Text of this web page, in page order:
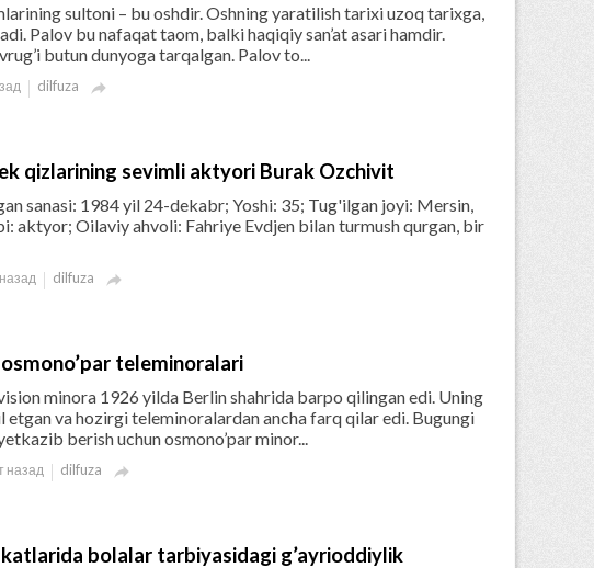
sultoni – bu oshdir. Oshning yaratilish tarixi uzoq tarixga,
Palov bu nafaqat taom, balki haqiqiy san’at asari hamdir.
butun dunyoga tarqalgan. Palov to...
dilfuza 
qizlarining sevimli aktyori Burak Ozchivit
sanasi: 1984 yil 24-dekabr; Yoshi: 35; Tug'ilgan joyi: Mersin,
aktyor; Oilaviy ahvoli: Fahriye Evdjen bilan turmush qurgan, bir
dilfuza 
teleminoralari
minora 1926 yilda Berlin shahrida barpo qilingan edi. Uning
va hozirgi teleminoralardan ancha farq qilar edi. Bugungi
berish uchun osmono’par minor...
назад dilfuza 
bolalar tarbiyasidagi g’ayrioddiylik